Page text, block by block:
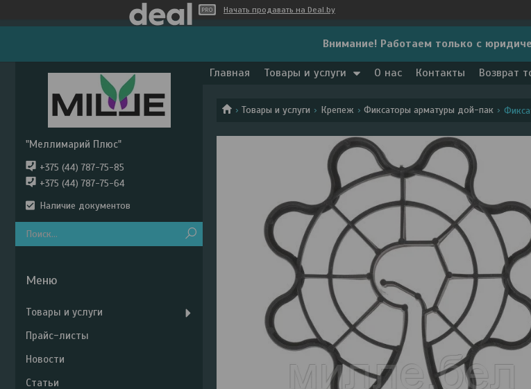
Начать продавать на Deal.by
Внимание! Работаем только с
Главная Товары и услуги О нас Контакты Возврат
Товары и услуги Крепеж Фиксаторы арматуры дой-пак
"Меллимарий Плюс"
+375 (44) 787-75-85
+375 (44) 787-75-64
Наличие документов
Товары и услуги
Прайс-листы
Новости
Статьи